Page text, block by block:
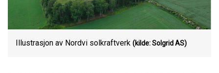
Illustrasjon av Nordvi solkraftverk (kilde: Solgrid AS)